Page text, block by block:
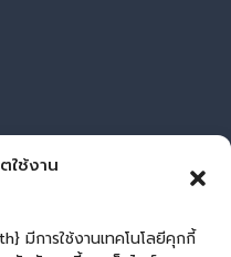
ใช้งาน
มีการใช้งานเทคโนโลยีคุกกี้